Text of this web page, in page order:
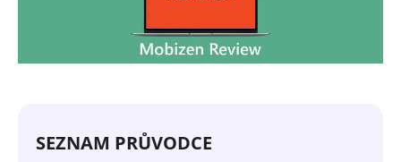
SEZNAM PRŮVODCE